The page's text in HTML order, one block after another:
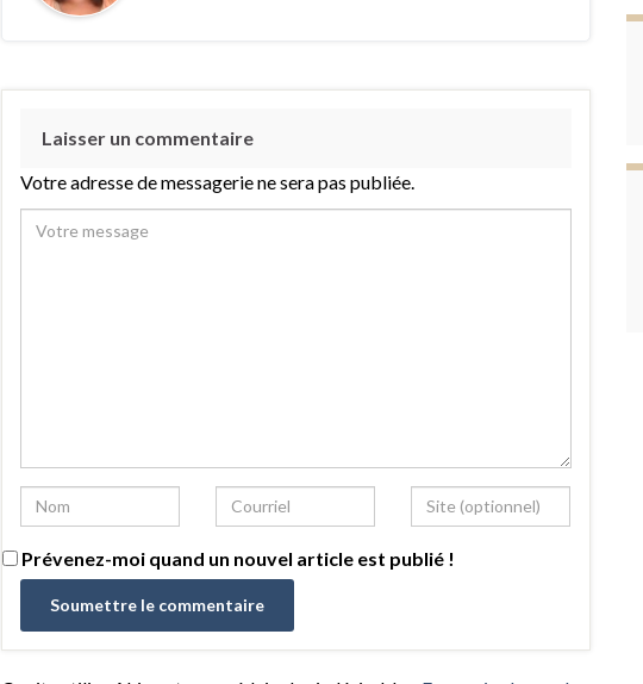
Laisser un commentaire
Votre adresse de messagerie ne sera pas publiée.
Prévenez-moi quand un nouvel article est publié !